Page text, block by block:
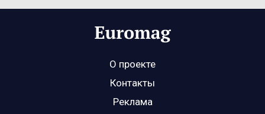
О проекте
Контакты
Реклама